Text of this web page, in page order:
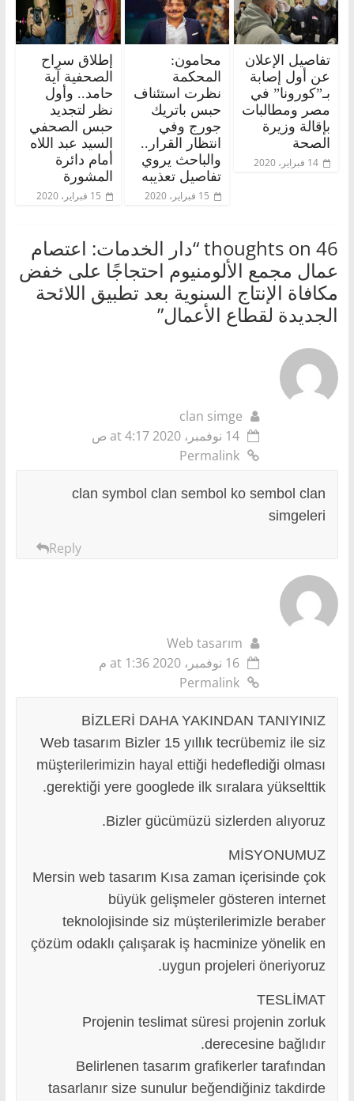
تفاصيل الإعلان
عن أول إصابة
بـ”كورونا” في
مصر ومطالبات
بإقالة وزيرة
الصحة
14 فبراير، 2020
محامون:
المحكمة
نظرت استئناف
حبس باتريك
جورج وفي
انتظار القرار..
والباحث يروي
تفاصيل تعذيبه
15 فبراير، 2020
إطلاق سراح
الصحفية آية
حامد.. وأول
نظر لتجديد
حبس الصحفي
السيد عبد اللاه
أمام دائرة
المشورة
15 فبراير، 2020
46 thoughts on “
دار الخدمات: اعتصام
عمال مجمع الألومنيوم احتجاجًا على خفض
مكافاة الإنتاج السنوية بعد تطبيق اللائحة
الجديدة لقطاع الأعمال”
clan simge
14 نوفمبر، 2020 at 4:17 ص
Permalink
clan symbol clan sembol ko sembol clan
simgeleri
Reply
Web tasarım
16 نوفمبر، 2020 at 1:36 م
Permalink
BİZLERİ DAHA YAKINDAN TANIYINIZ
Web tasarım Bizler 15 yıllık tecrübemiz ile siz
müşterilerimizin hayal ettiği hedeflediği olması
gerektiği yere googlede ilk sıralara yükselttik.
Bizler gücümüzü sizlerden alıyoruz.
MİSYONUMUZ
Mersin web tasarım Kısa zaman içerisinde çok
büyük gelişmeler gösteren internet
teknolojisinde siz müşterilerimizle beraber
çözüm odaklı çalışarak iş hacminize yönelik en
uygun projeleri öneriyoruz.
TESLİMAT
Projenin teslimat süresi projenin zorluk
derecesine bağlıdır.
Belirlenen tasarım grafikerler tarafından
tasarlanır size sunulur beğendiğiniz takdirde